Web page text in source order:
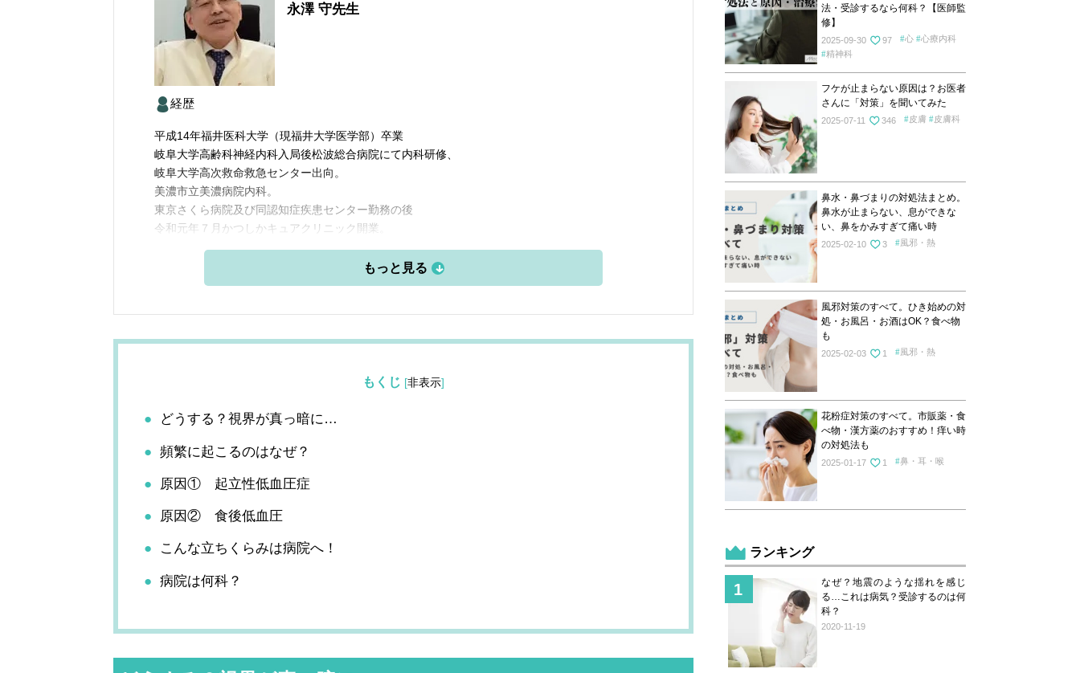
永澤 守先生
経歴
平成14年福井医科大学（現福井大学医学部）卒業
岐阜大学高齢科神経内科入局後松波総合病院にて内科研修、
岐阜大学高次救命救急センター出向。
美濃市立美濃病院内科。
東京さくら病院及び同認知症疾患センター勤務の後
令和元年７月かつしかキュアクリニック開業。
もくじ [非表示]
どうする？視界が真っ暗に…
頻繁に起こるのはなぜ？
原因① 起立性低血圧症
原因② 食後低血圧
こんな立ちくらみは病院へ！
病院は何科？
法・受診するなら何科？【医師監
修】
2025-09-30 97 心
心療内科
精神科
フケが止まらない原因は？お医者
さんに「対策」を聞いてみた
2025-07-11 346 皮膚 皮膚科
鼻水・鼻づまりの対処法まとめ。
鼻水が止まらない、息ができな
い、鼻をかみすぎて痛い時
2025-02-10 3 風邪・熱
風邪対策のすべて。ひき始めの対
処・お風呂・お酒はOK？食べ物
も
2025-02-03 1 風邪・熱
花粉症対策のすべて。市販薬・食
べ物・漢方薬のおすすめ！痒い時
の対処法も
2025-01-17 1 鼻・耳・喉
ランキング
なぜ？地震のような揺れを感じ
る…これは病気？受診するのは何
科？
2020-11-19